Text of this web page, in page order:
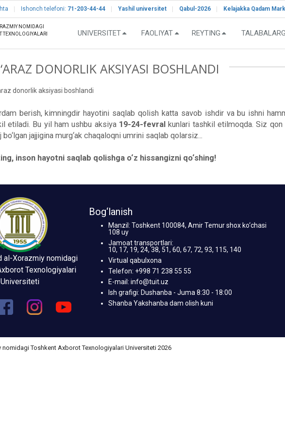
Ishonch telefoni: 71-203-44-44 Yashil universitet Qabul-2026 Kelajakka Qadam
NOMIDAGI
TEXNOLOGIYALARI
UNIVERSITET FAOLIYAT REYTING
DONORLIK AKSIYASI BOSHLANDI
donorlik aksiyasi boshlandi
berish, kimningdir hayotini saqlab qolish katta savob ishdir va bu ishni
etiladi. Bu yil ham ushbu aksiya 19-24-fevral kunlari tashkil etilmoqda. Siz qon
jajjigina murg‘ak chaqaloqni umrini saqlab qolarsiz...
inson hayotni saqlab qolishga o‘z hissangizni qo‘shing!
al-Xorazmiy nomidagi
Texnologiyalari
Universiteti
Bog‘lanish
Manzil: Toshkent 100084, Amir Temur shox ko‘chasi
108 uy
Jamoat transportlari:
10, 17, 19, 24, 38, 51, 60, 67, 72, 93, 115, 140
Virtual qabulxona
Telefon: +998 71 238 55 55
E-mail: info@tuit.uz
Ish grafigi: Dushanba - Juma 8:30 - 18:00
Shanba Yakshanba dam olish kuni
Toshkent Axborot Texnologiyalari Universiteti 2026